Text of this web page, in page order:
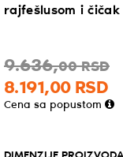
rajfešlusom i
9.636,00 RSD
8.191,00 RSD
Cena sa popustom